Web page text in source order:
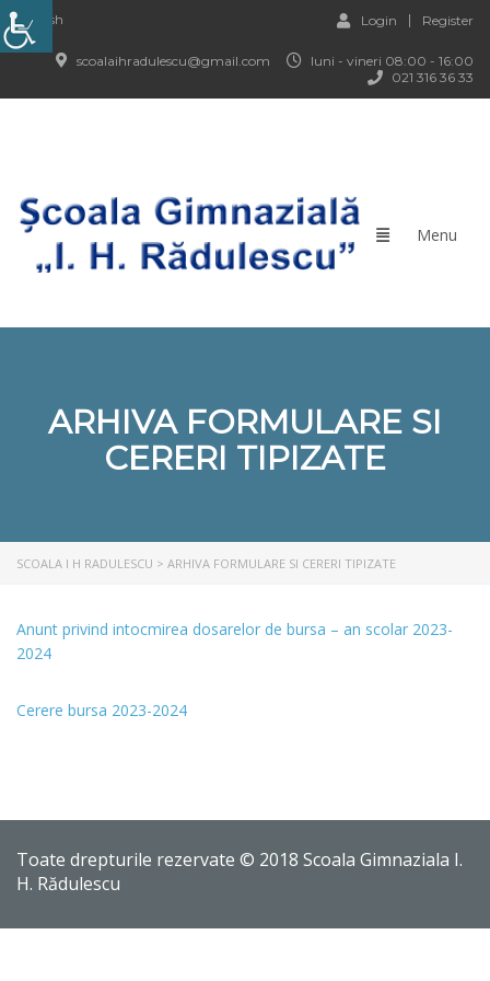
English Login Register
luni - vineri 08:00 - 16:00
scoalaihradulescu@gmail.com
021 316 36 33
ARHIVA FORMULARE SI
CERERI TIPIZATE
SCOALA I H RADULESCU > ARHIVA FORMULARE SI CERERI TIPIZATE
Anunt privind intocmirea dosarelor de bursa – an scolar 2023-
2024
Cerere bursa 2023-2024
Toate drepturile rezervate © 2018 Scoala Gimnaziala I.
H. Rădulescu